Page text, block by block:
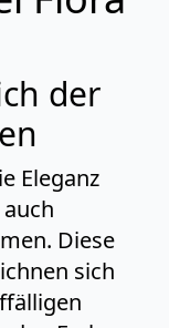
der
Eleganz
Diese
sich